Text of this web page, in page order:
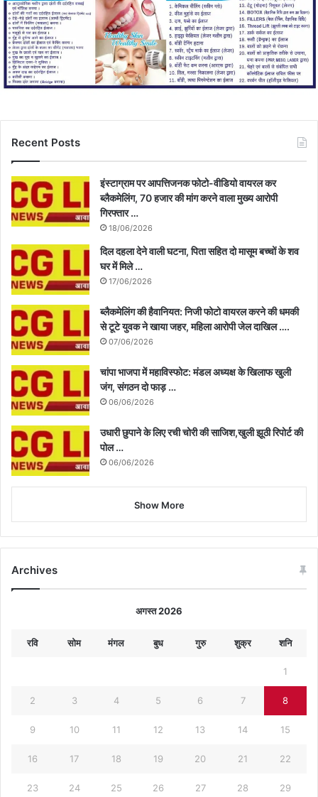
Recent Posts
इंस्टाग्राम पर आपत्तिजनक फोटो-वीडियो वायरल कर
ब्लैकमेलिंग, 70 हजार की मांग करने वाला मुख्य आरोपी
गिरफ्तार …
18/06/2026
दिल दहला देने वाली घटना, पिता सहित दो मासूम बच्चों के शव
घर में मिले …
17/06/2026
ब्लैकमेलिंग की हैवानियत: निजी फोटो वायरल करने की धमकी
से टूटे युवक ने खाया जहर, महिला आरोपी जेल दाखिल ….
07/06/2026
चांपा भाजपा में महाविस्फोट: मंडल अध्यक्ष के खिलाफ खुली
जंग, संगठन दो फाड़ …
06/06/2026
उधारी छुपाने के लिए रची चोरी की साजिश,खुली झूठी रिपोर्ट की
पोल …
06/06/2026
Show More
Archives
अगस्त 2026
रवि सोम मंगल बुध गुरु शुक्र शनि
1
2 3 4 5 6 7 8
9 10 11 12 13 14 15
16 17 18 19 20 21 22
23 24 25 26 27 28 29